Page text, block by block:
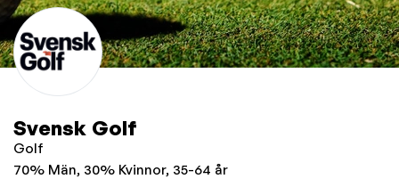
Svensk Golf
Golf
70% Män, 30% Kvinnor, 35-64 år